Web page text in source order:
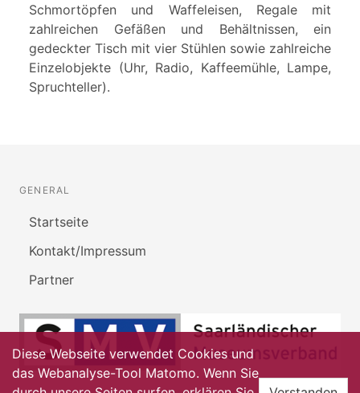
Schmortöpfen und Waffeleisen, Regale mit
zahlreichen Gefäßen und Behältnissen, ein
gedeckter Tisch mit vier Stühlen sowie zahlreiche
Einzelobjekte (Uhr, Radio, Kaffeemühle, Lampe,
Spruchteller).
GENERAL
Startseite
Kontakt/Impressum
Partner
Diese Webseite verwendet Cookies und
das Webanalyse-Tool Matomo. Wenn Sie